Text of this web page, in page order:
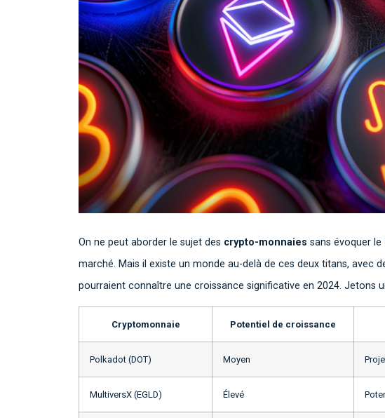
On ne peut aborder le sujet des crypto-monnaies sans évoquer le
marché. Mais il existe un monde au-delà de ces deux titans, avec
pourraient connaître une croissance significative en 2024. Jetons
Cryptomonnaie Potentiel de croissance
Polkadot (DOT) Moyen
MultiversX (EGLD) Élevé